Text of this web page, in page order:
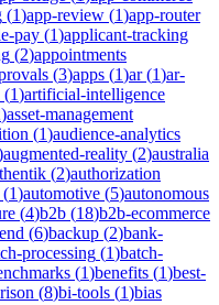
(1)app-review (1)app-router
pay (1)applicant-tracking
(2)appointments
(3)apps (1)ar(1)ar-
(1)artificial-intelligence
)asset-management
(1)audience-analytics
augmented-reality (2)australia
(2)authorization
(1)automotive (5)autonomous
(4)b2b (18)b2b-ecommerce
(6)backup (2)bank-
processing (1)batch-
(1)benefits (1)best-
(8)bi-tools (1)bias